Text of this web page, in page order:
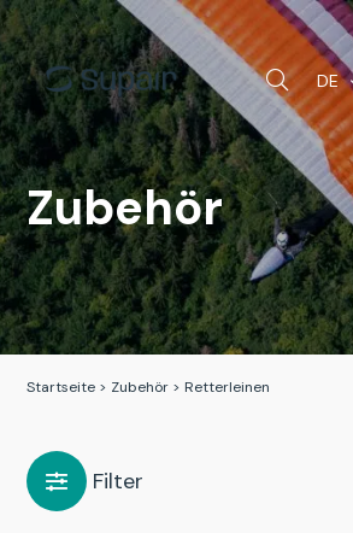
DE
Zubehör
Startseite > Zubehör >Retterleinen
Filter